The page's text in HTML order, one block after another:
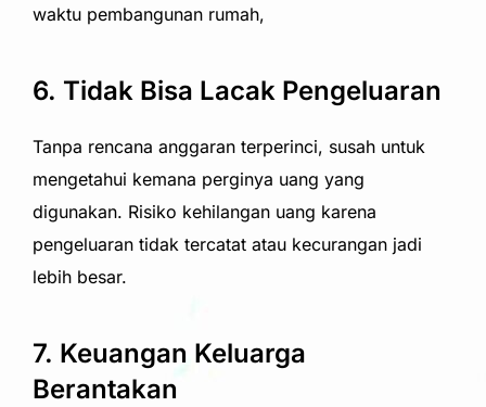
waktu pembangunan rumah,
6. Tidak Bisa Lacak Pengeluaran
Tanpa rencana anggaran terperinci, susah untuk
mengetahui kemana perginya uang yang
digunakan. Risiko kehilangan uang karena
pengeluaran tidak tercatat atau kecurangan jadi
lebih besar.
7. Keuangan Keluarga
Berantakan